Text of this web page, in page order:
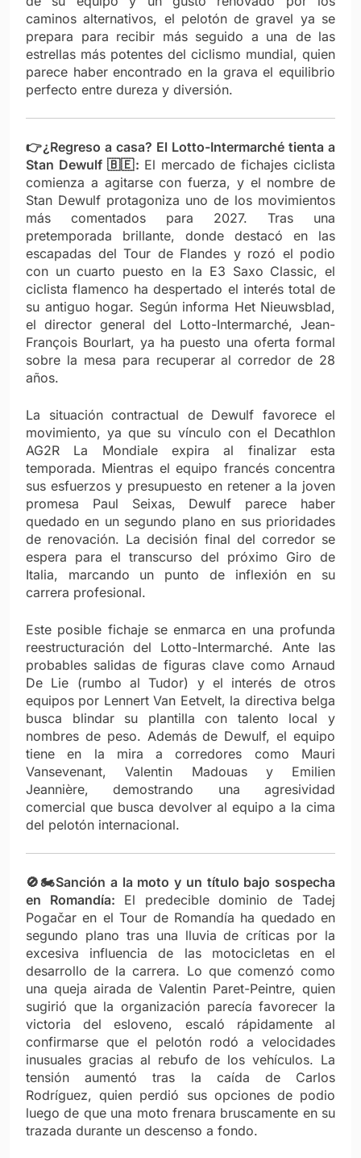
caminos alternativos, el pelotón de gravel ya se
prepara para recibir más seguido a una de las
estrellas más potentes del ciclismo mundial, quien
parece haber encontrado en la grava el equilibrio
perfecto entre dureza y diversión.
👉¿Regreso a casa? El Lotto-Intermarché tienta a
Stan Dewulf 🇧🇪: El mercado de fichajes ciclista
comienza a agitarse con fuerza, y el nombre de
Stan Dewulf protagoniza uno de los movimientos
más comentados para 2027. Tras una
pretemporada brillante, donde destacó en las
escapadas del Tour de Flandes y rozó el podio
con un cuarto puesto en la E3 Saxo Classic, el
ciclista flamenco ha despertado el interés total de
su antiguo hogar. Según informa Het Nieuwsblad,
el director general del Lotto-Intermarché, Jean-
François Bourlart, ya ha puesto una oferta formal
sobre la mesa para recuperar al corredor de 28
años.
La situación contractual de Dewulf favorece el
movimiento, ya que su vínculo con el Decathlon
AG2R La Mondiale expira al finalizar esta
temporada. Mientras el equipo francés concentra
sus esfuerzos y presupuesto en retener a la joven
promesa Paul Seixas, Dewulf parece haber
quedado en un segundo plano en sus prioridades
de renovación. La decisión final del corredor se
espera para el transcurso del próximo Giro de
Italia, marcando un punto de inflexión en su
carrera profesional.
Este posible fichaje se enmarca en una profunda
reestructuración del Lotto-Intermarché. Ante las
probables salidas de figuras clave como Arnaud
De Lie (rumbo al Tudor) y el interés de otros
equipos por Lennert Van Eetvelt, la directiva belga
busca blindar su plantilla con talento local y
nombres de peso. Además de Dewulf, el equipo
tiene en la mira a corredores como Mauri
Vansevenant, Valentin Madouas y Emilien
Jeannière, demostrando una agresividad
comercial que busca devolver al equipo a la cima
del pelotón internacional.
🚫🏍️Sanción a la moto y un título bajo sospecha
en Romandía: El predecible dominio de Tadej
Pogačar en el Tour de Romandía ha quedado en
segundo plano tras una lluvia de críticas por la
excesiva influencia de las motocicletas en el
desarrollo de la carrera. Lo que comenzó como
una queja airada de Valentin Paret-Peintre, quien
sugirió que la organización parecía favorecer la
victoria del esloveno, escaló rápidamente al
confirmarse que el pelotón rodó a velocidades
inusuales gracias al rebufo de los vehículos. La
tensión aumentó tras la caída de Carlos
Rodríguez, quien perdió sus opciones de podio
luego de que una moto frenara bruscamente en su
trazada durante un descenso a fondo.